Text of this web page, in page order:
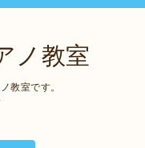
ノ教室
教室です。